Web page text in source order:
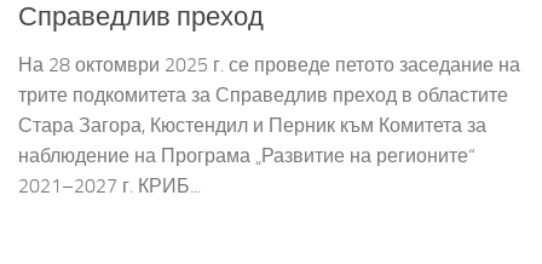
Справедлив преход
На 28 октомври 2025 г. се проведе петото заседание на
трите подкомитета за Справедлив преход в областите
Стара Загора, Кюстендил и Перник към Комитета за
наблюдение на Програма „Развитие на регионите“
2021–2027 г. КРИБ...